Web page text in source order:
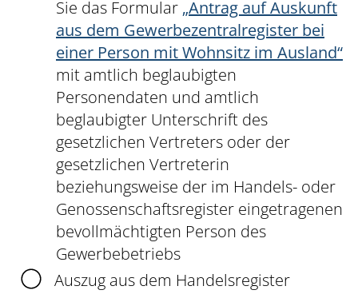
Sie das Formular „Antrag auf Auskunft
aus dem Gewerbezentralregister bei
einer Person mit Wohnsitz im Ausland“
mit amtlich beglaubigten
Personendaten und amtlich
beglaubigter Unterschrift des
gesetzlichen Vertreters oder der
gesetzlichen Vertreterin
beziehungsweise der im Handels- oder
Genossenschaftsregister eingetragenen
bevollmächtigten Person des
Gewerbebetriebs
Auszug aus dem Handelsregister